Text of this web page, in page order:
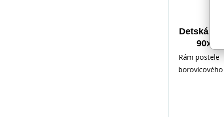
Detská
Rám postele